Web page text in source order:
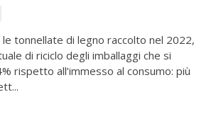
le tonnellate di legno raccolto nel 2022,
di riciclo degli imballaggi che si
rispetto all’immesso al consumo: più